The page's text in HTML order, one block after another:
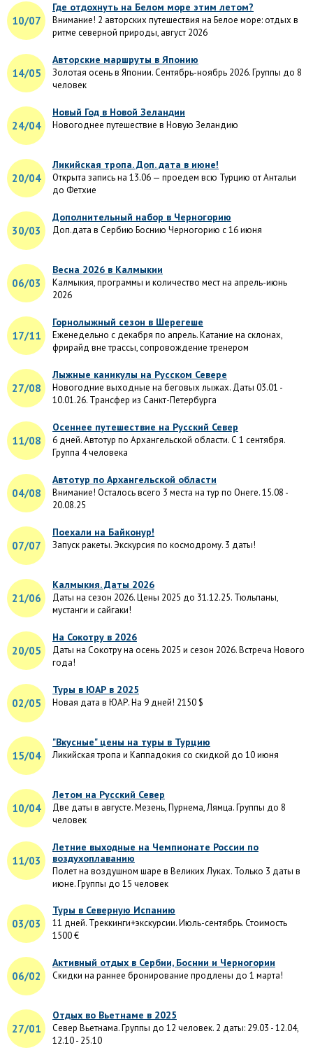
10/07
Где отдохнуть на Белом море этим летом?
Внимание! 2 авторских путешествия на Белое море: отдых в
ритме северной природы, август 2026
14/05
Авторские маршруты в Японию
Золотая осень в Японии. Сентябрь-ноябрь 2026. Группы до 8
человек
24/04
Новый Год в Новой Зеландии
Новогоднее путешествие в Новую Зеландию
20/04
Ликийская тропа. Доп. дата в июне!
Открыта запись на 13.06 — проедем всю Турцию от Антальи
до Фетхие
30/03
Дополнительный набор в Черногорию
Доп.дата в Сербию Боснию Черногорию с 16 июня
06/03
Весна 2026 в Калмыкии
Калмыкия, программы и количество мест на апрель-июнь
2026
17/11
Горнолыжный сезон в Шерегеше
Еженедельно с декабря по апрель. Катание на склонах,
фрирайд вне трассы, сопровождение тренером
27/08
Лыжные каникулы на Русском Севере
Новогодние выходные на беговых лыжах. Даты 03.01 -
10.01.26. Трансфер из Санкт-Петербурга
11/08
Осеннее путешествие на Русский Север
6 дней. Автотур по Архангельской области. С 1 сентября.
Группа 4 человека
04/08
Автотур по Архангельской области
Внимание! Осталось всего 3 места на тур по Онеге. 15.08 -
20.08.25
07/07
Поехали на Байконур!
Запуск ракеты. Экскурсия по космодрому. 3 даты!
21/06
Калмыкия. Даты 2026
Даты на сезон 2026. Цены 2025 до 31.12.25. Тюльпаны,
мустанги и сайгаки!
20/05
На Сокотру в 2026
Даты на Сокотру на осень 2025 и сезон 2026. Встреча Нового
года!
02/05
Туры в ЮАР в 2025
Новая дата в ЮАР. На 9 дней! 2150 $
15/04
"Вкусные" цены на туры в Турцию
Ликийская тропа и Каппадокия со скидкой до 10 июня
10/04
Летом на Русский Север
Две даты в августе. Мезень, Пурнема, Лямца. Группы до 8
человек
11/03
Летние выходные на Чемпионате России по
воздухоплаванию
Полет на воздушном шаре в Великих Луках. Только 3 даты в
июне. Группы до 15 человек
03/03
Туры в Северную Испанию
11 дней. Треккинги+экскурсии. Июль-сентябрь. Стоимость
1500 €
06/02
Активный отдых в Сербии, Боснии и Черногории
Скидки на раннее бронирование продлены до 1 марта!
27/01
Отдых во Вьетнаме в 2025
Север Вьетнама. Группы до 12 человек. 2 даты: 29.03 - 12.04,
12.10 - 25.10